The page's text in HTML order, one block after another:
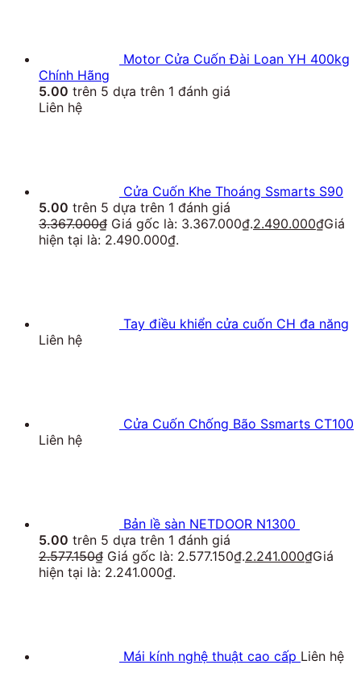
Motor Cửa Cuốn Đài Loan YH 400kg
Chính Hãng
5.00 trên 5 dựa trên 1 đánh giá
Liên hệ
Cửa Cuốn Khe Thoáng Ssmarts S90
5.00 trên 5 dựa trên 1 đánh giá
3.367.000₫ Giá gốc là: 3.367.000₫.2.490.000₫Giá
hiện tại là: 2.490.000₫.
Tay điều khiển cửa cuốn CH đa năng
Liên hệ
Cửa Cuốn Chống Bão Ssmarts CT100
Liên hệ
Bản lề sàn NETDOOR N1300
5.00 trên 5 dựa trên 1 đánh giá
2.577.150₫ Giá gốc là: 2.577.150₫.2.241.000₫Giá
hiện tại là: 2.241.000₫.
Mái kính nghệ thuật cao cấp Liên hệ